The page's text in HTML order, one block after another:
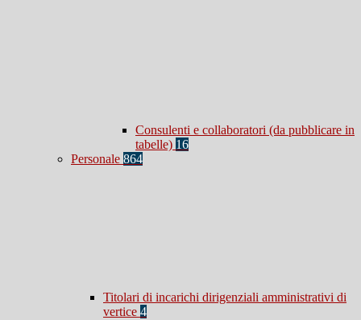
Consulenti e collaboratori (da pubblicare in
tabelle) 16
Personale 864
Titolari di incarichi dirigenziali amministrativi di
vertice 4